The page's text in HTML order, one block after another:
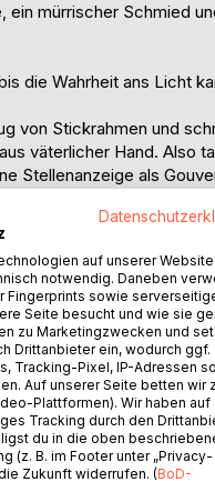
ein mürrischer Schmied
die Wahrheit ans Licht
von Stickrahmen und
väterlicher Hand. Also
Stellenanzeige als
unbestreitbare gutes
nach Adel riecht.
einem schweren
Zeitvertreib betrachtet.
und ihr
sich, fast
Streichen und
Kann sie die Kluft
unüberwindbaren
- Verborgene
auf unserer Website.
notwendig. Daneben
Fingerprints sowie
Seite besucht und wie sie
zu Marketingzwecken und
Drittanbieter ein, wodurch ggf.
Tracking-Pixel, IP-Adressen
Auf unserer Seite betten wir
Plattformen). Wir haben auf
Tracking durch den
du in die oben
(z. B. im Footer unter „Privacy-
Zukunft widerrufen. (BoD-